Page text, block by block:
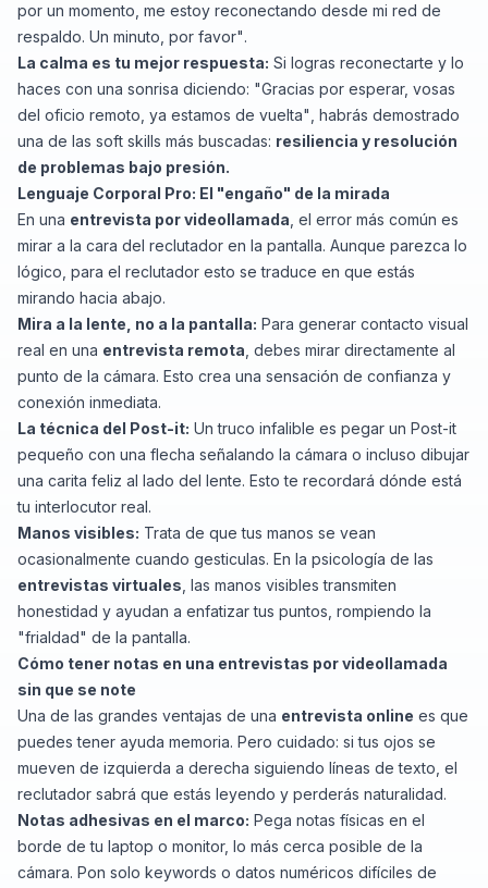
por un momento, me estoy reconectando desde mi red de
respaldo. Un minuto, por favor".
La calma es tu mejor respuesta: Si logras reconectarte y lo
haces con una sonrisa diciendo: "Gracias por esperar, vosas
del oficio remoto, ya estamos de vuelta" , habrás demostrado
una de las soft skills más buscadas: resiliencia y resolución
de problemas bajo presión.
Lenguaje Corporal Pro: El "engaño" de la mirada
En una entrevista por videollamada , el error más común es
mirar a la cara del reclutador en la pantalla. Aunque parezca lo
lógico, para el reclutador esto se traduce en que estás
mirando hacia abajo.
Mira a la lente, no a la pantalla: Para generar contacto visual
real en una entrevista remota , debes mirar directamente al
punto de la cámara. Esto crea una sensación de confianza y
conexión inmediata.
La técnica del Post-it: Un truco infalible es pegar un Post-it
pequeño con una flecha señalando la cámara o incluso dibujar
una carita feliz al lado del lente. Esto te recordará dónde está
tu interlocutor real.
Manos visibles: Trata de que tus manos se vean
ocasionalmente cuando gesticulas. En la psicología de las
entrevistas virtuales , las manos visibles transmiten
honestidad y ayudan a enfatizar tus puntos, rompiendo la
"frialdad" de la pantalla.
Cómo tener notas en una entrevistas por videollamada
sin que se note
Una de las grandes ventajas de una entrevista online es que
puedes tener ayuda memoria. Pero cuidado: si tus ojos se
mueven de izquierda a derecha siguiendo líneas de texto, el
reclutador sabrá que estás leyendo y perderás naturalidad.
Notas adhesivas en el marco: Pega notas físicas en el
borde de tu laptop o monitor, lo más cerca posible de la
cámara. Pon solo keywords o datos numéricos difíciles de